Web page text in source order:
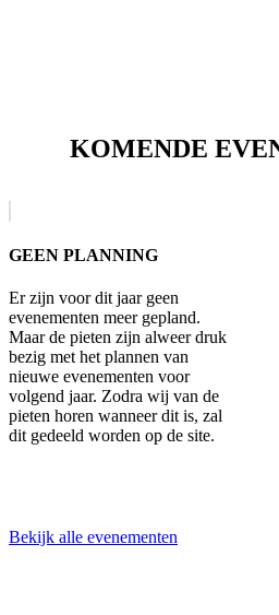
KOMENDE
GEEN PLANNING
Er zijn voor dit jaar geen
evenementen meer gepland.
Maar de pieten zijn alweer druk
bezig met het plannen van
nieuwe evenementen voor
volgend jaar. Zodra wij van de
pieten horen wanneer dit is, zal
dit gedeeld worden op de site.
Bekijk alle evenementen